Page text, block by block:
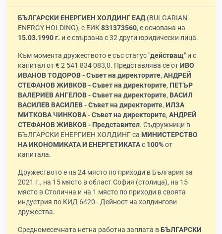
БЪЛГАРСКИ ЕНЕРГИЕН ХОЛДИНГ ЕАД(BULGARIAN
ENERGY HOLDING), с ЕИК831373560, е основана на
15.03.1990 г. и е свързана с 32 други юридически лица.
Към момента дружеството е със статус "действащ" и с
капитал от € 2 541 834 083,0. Представлява се отИВО
ИВАНОВ ТОДОРОВ - Съвет на директорите, АНДРЕЙ
СТЕФАНОВ ЖИВКОВ - Съвет на директорите, ПЕТЪР
ВАЛЕРИЕВ АНГЕЛОВ - Съвет на директорите, ВАСИЛ
ВАСИЛЕВ ВАСИЛЕВ - Съвет на директорите, ИЛЗА
МИТКОВА ЧИНКОВА - Съвет на директорите, АНДРЕЙ
СТЕФАНОВ ЖИВКОВ - Представител. Съдружници в
БЪЛГАРСКИ ЕНЕРГИЕН ХОЛДИНГ са МИНИСТЕРСТВО
НА ИКОНОМИКАТА И ЕНЕРГЕТИКАТАс 100%от
капитала.
Дружеството е на 24 място по приходи в България за
2021 г., на 15 място в област София (столица), на 15
място в Столична и на 1 място по приходи в своята
индустрия по КИД 6420 - Дейност на холдингови
дружества.
Средномесечната нетна работна заплата вБЪЛГАРСКИ